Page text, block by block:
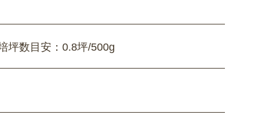
坪数目安：0.8坪/500g